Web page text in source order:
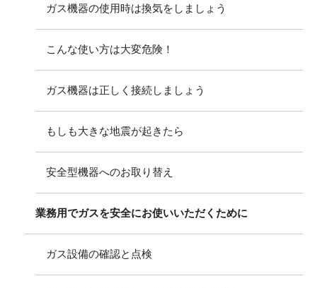
ガス機器の使用時は換気をしましょう
こんな使い方は大変危険！
ガス機器は正しく接続しましょう
もしも大きな地震が起きたら
安全型機器へのお取り替え
業務用でガスを安全にお使いいただくために
ガス設備の確認と点検